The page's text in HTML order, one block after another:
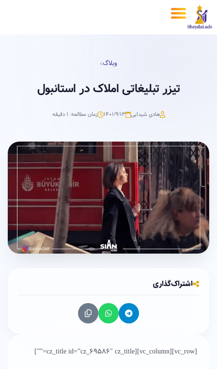
وبلاگ
تیزر تبلیغاتی املاک در استانبول
هادی شیدایی ۱۴۰۱/۹/۱۳ زمان مطالعه: 1 دقیقه
اشتراک‌گذاری
[vc_row][vc_column][cz_title id=”cz_69586″ cz_title=””]